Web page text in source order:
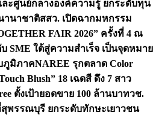
ะศูนย์กลางองค์ความรู้ ยกระดับทุน
านาชาติสสว. เปิดฉากมหกรรม
FAIR 2026” ครั้งที่ 4 ณ
SME ใต้สู่ความสำเร็จ เป็นจุดหมาย
ภูมิภาคNAREE รุกตลาด Color
Blush” 18 เฉดสี ดึง 7 สาว
ตั้งเป้ายอดขาย 100 ล้านบาทวช.
สุพรรณบุรี ยกระดับทักษะเยาวชน